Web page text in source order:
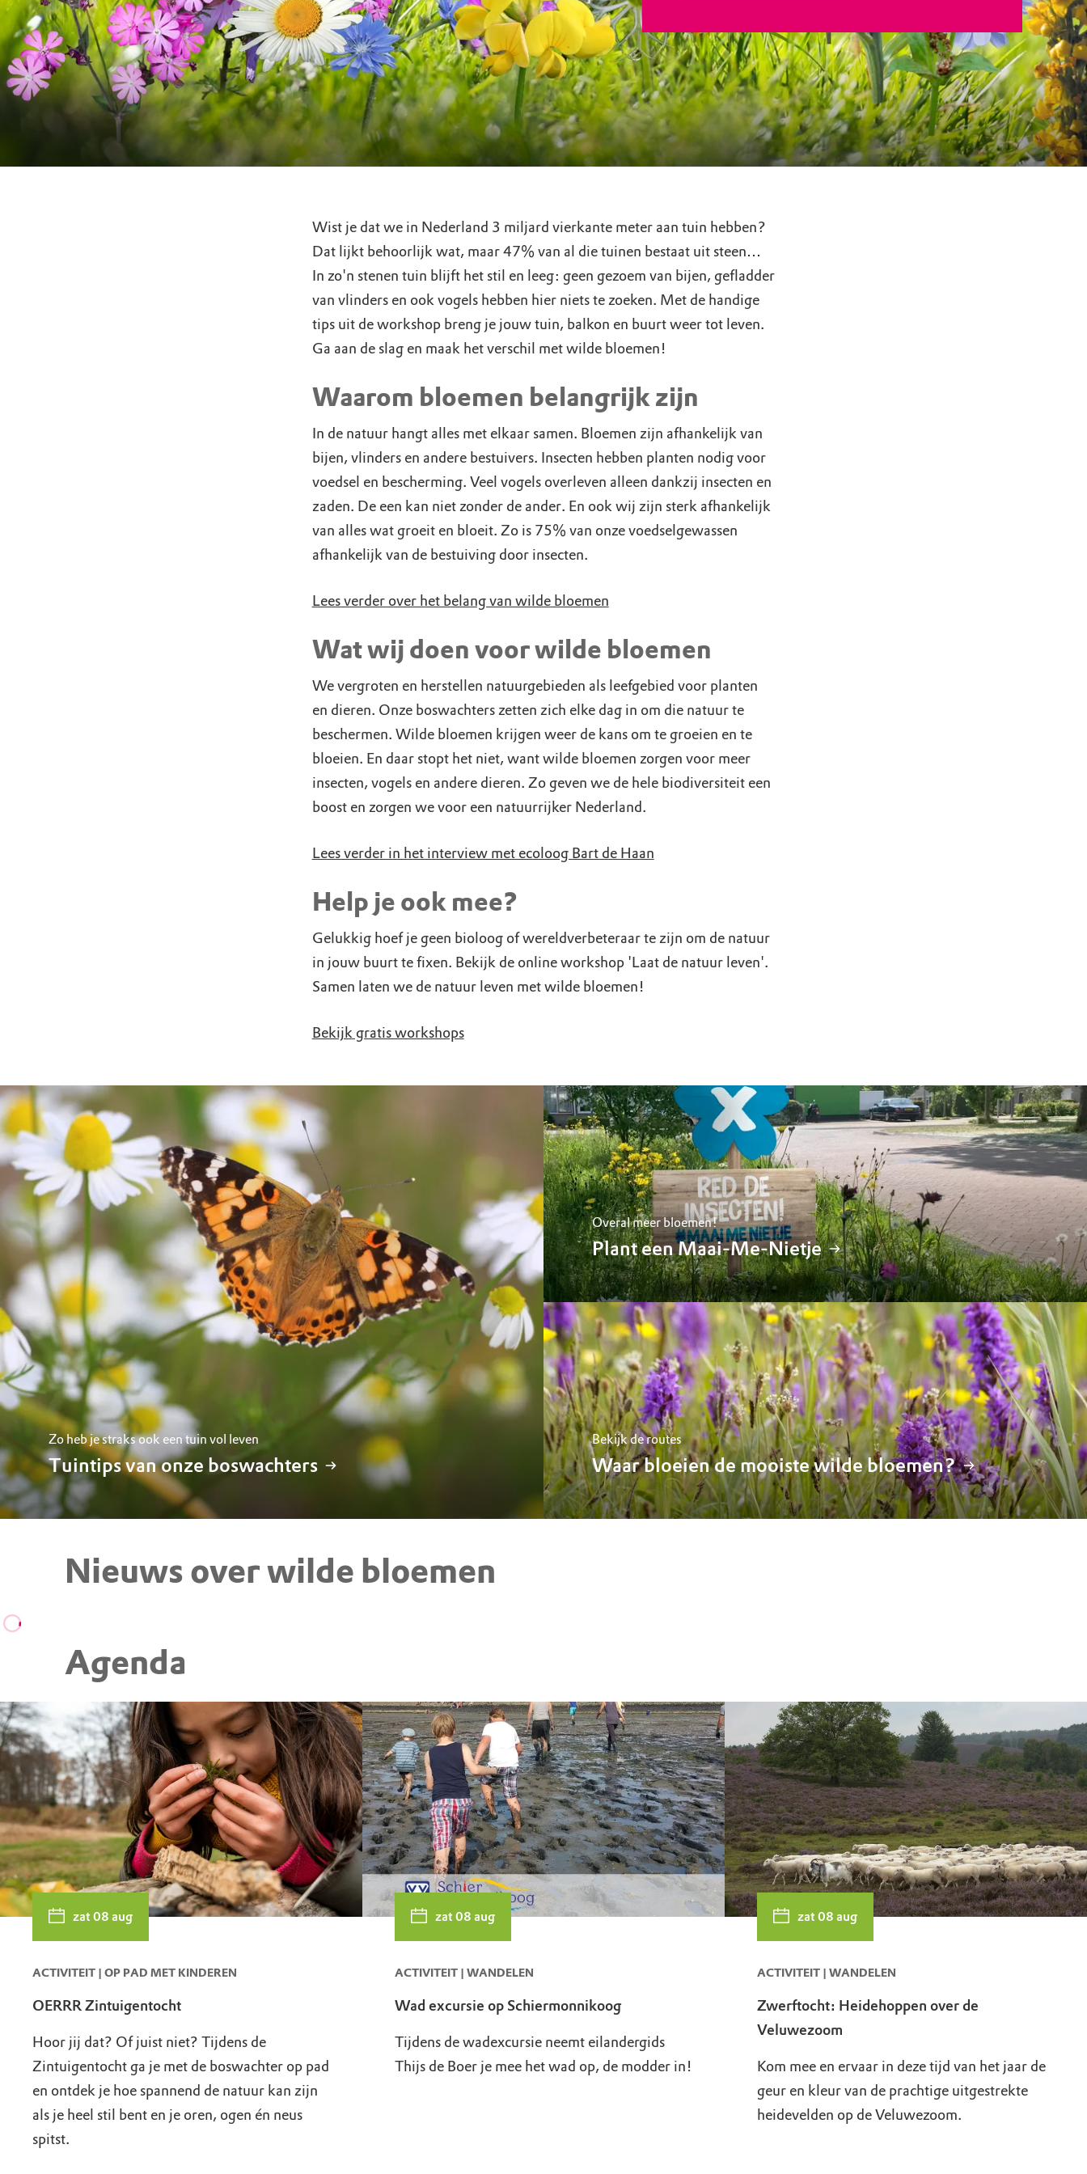
Wist je dat we in Nederland 3 miljard vierkante meter aan tuin hebben?
Dat lijkt behoorlijk wat, maar 47% van al die tuinen bestaat uit steen…
In zo'n stenen tuin blijft het stil en leeg: geen gezoem van bijen, gefladder
van vlinders en ook vogels hebben hier niets te zoeken. Met de handige
tips uit de workshop breng je jouw tuin, balkon en buurt weer tot leven.
Ga aan de slag en maak het verschil met wilde bloemen!
Waarom bloemen belangrijk zijn
In de natuur hangt alles met elkaar samen. Bloemen zijn afhankelijk van
bijen, vlinders en andere bestuivers. Insecten hebben planten nodig voor
voedsel en bescherming. Veel vogels overleven alleen dankzij insecten en
zaden. De een kan niet zonder de ander. En ook wij zijn sterk afhankelijk
van alles wat groeit en bloeit. Zo is 75% van onze voedselgewassen
afhankelijk van de bestuiving door insecten.
Lees verder over het belang van wilde bloemen
Wat wij doen voor wilde bloemen
We vergroten en herstellen natuurgebieden als leefgebied voor planten
en dieren. Onze boswachters zetten zich elke dag in om die natuur te
beschermen. Wilde bloemen krijgen weer de kans om te groeien en te
bloeien. En daar stopt het niet, want wilde bloemen zorgen voor meer
insecten, vogels en andere dieren. Zo geven we de hele biodiversiteit een
boost en zorgen we voor een natuurrijker Nederland.
Lees verder in het interview met ecoloog Bart de Haan
Help je ook mee?
Gelukkig hoef je geen bioloog of wereldverbeteraar te zijn om de natuur
in jouw buurt te fixen. Bekijk de online workshop 'Laat de natuur leven'.
Samen laten we de natuur leven met wilde bloemen!
Bekijk gratis workshops
Zo heb je straks ook een tuin vol leven
Tuintips van onze boswachters
Overal meer bloemen!
Plant een Maai-Me-Nietje
Bekijk de routes
Waar bloeien de mooiste wilde bloemen?
Nieuws over wilde bloemen
Agenda
zat 08 aug
ACTIVITEIT | OP PAD MET KINDEREN
OERRR Zintuigentocht
Hoor jij dat? Of juist niet? Tijdens de
Zintuigentocht ga je met de boswachter op pad
en ontdek je hoe spannend de natuur kan zijn
als je heel stil bent en je oren, ogen én neus
spitst.
zat 08 aug
ACTIVITEIT | WANDELEN
Wad excursie op Schiermonnikoog
Tijdens de wadexcursie neemt eilandergids
Thijs de Boer je mee het wad op, de modder in!
zat 08 aug
ACTIVITEIT | WANDELEN
Zwerftocht: Heidehoppen over de
Veluwezoom
Kom mee en ervaar in deze tijd van het jaar de
geur en kleur van de prachtige uitgestrekte
heidevelden op de Veluwezoom.